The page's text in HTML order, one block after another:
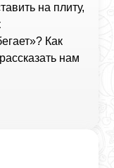
на плиту,
Как
нам